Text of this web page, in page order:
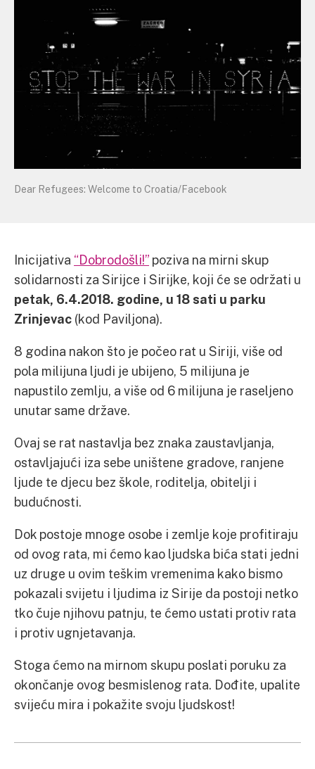
Dear Refugees: Welcome to Croatia/Facebook
Inicijativa “Dobrodošli!” poziva na mirni skup
solidarnosti za Sirijce i Sirijke, koji će se održati u
petak, 6.4.2018. godine, u 18 sati u parku
Zrinjevac (kod Paviljona).
8 godina nakon što je počeo rat u Siriji, više od
pola milijuna ljudi je ubijeno, 5 milijuna je
napustilo zemlju, a više od 6 milijuna je raseljeno
unutar same države.
Ovaj se rat nastavlja bez znaka zaustavljanja,
ostavljajući iza sebe uništene gradove, ranjene
ljude te djecu bez škole, roditelja, obitelji i
budućnosti.
Dok postoje mnoge osobe i zemlje koje profitiraju
od ovog rata, mi ćemo kao ljudska bića stati jedni
uz druge u ovim teškim vremenima kako bismo
pokazali svijetu i ljudima iz Sirije da postoji netko
tko čuje njihovu patnju, te ćemo ustati protiv rata
i protiv ugnjetavanja.
Stoga ćemo na mirnom skupu poslati poruku za
okončanje ovog besmislenog rata. Dođite, upalite
svijeću mira i pokažite svoju ljudskost!